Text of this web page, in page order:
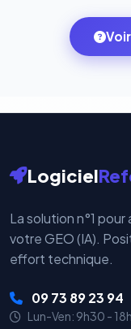
ambitions du
votre historique.
monde. Vos
par nos
Logiciel
La solution n°1
votre GEO (IA).
effort technique.
09 73 89 23 94
Lun-Ven: 9h30 -